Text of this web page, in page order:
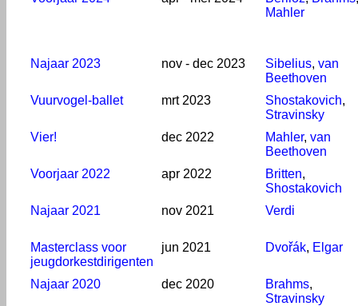
Mahler
Najaar 2023 nov - dec 2023 Sibelius, van
Beethoven
Vuurvogel-ballet
mrt 2023 Shostakovich,
Stravinsky
Vier!
dec 2022 Mahler, van
Beethoven
Voorjaar 2022
apr 2022 Britten,
Shostakovich
Najaar 2021
nov 2021 Verdi
Masterclass voor
jeugdorkestdirigenten
jun 2021 Dvořák, Elgar
Najaar 2020 dec 2020 Brahms,
Stravinsky